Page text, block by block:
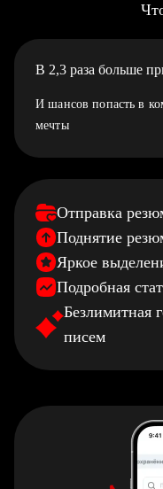
В 2,3 раза больше
И шансов попасть в
мечты
Отправка
Поднятие
Яркое
Подробная
Безлимитная
писем